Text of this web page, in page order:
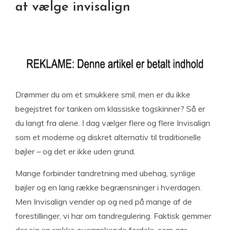
at vælge invisalign
Drømmer du om et smukkere smil, men er du ikke
begejstret for tanken om klassiske togskinner? Så er
du langt fra alene. I dag vælger flere og flere Invisalign
som et moderne og diskret alternativ til traditionelle
bøjler – og det er ikke uden grund.
Mange forbinder tandretning med ubehag, synlige
bøjler og en lang række begrænsninger i hverdagen.
Men Invisalign vender op og ned på mange af de
forestillinger, vi har om tandregulering. Faktisk gemmer